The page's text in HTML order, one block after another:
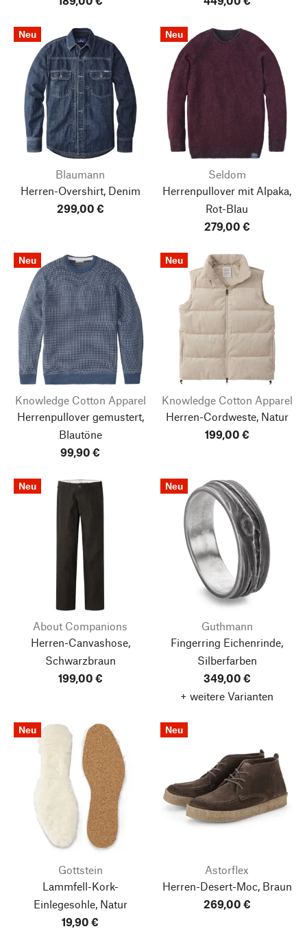
Neu
Blaumann
Herren-Overshirt, Denim
299,00 €
Neu
Seldom
Herrenpullover mit Alpaka,
Rot-Blau
279,00 €
Neu
Knowledge Cotton Apparel
Herrenpullover gemustert,
Blautöne
99,90 €
Neu
Knowledge Cotton Apparel
Herren-Cordweste, Natur
199,00 €
Neu
About Companions
Herren-Canvashose,
Schwarzbraun
199,00 €
Neu
Guthmann
Fingerring Eichenrinde,
Silberfarben
349,00 €
+ weitere Varianten
Neu
Gottstein
Lammfell-Kork-
Einlegesohle, Natur
19,90 €
Neu
Astorflex
Herren-Desert-Moc, Braun
269,00 €